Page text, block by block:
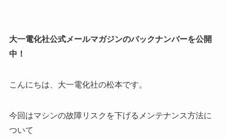
大一電化社公式メールマガジンのバックナンバーを公開
中！
こんにちは、大一電化社の松本です。
今回はマシンの故障リスクを下げるメンテナンス方法に
ついて